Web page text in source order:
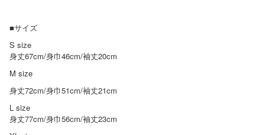
■サイズ
S size
身丈67cm/身巾46cm/袖丈20cm
M size
身丈72cm/身巾51cm/袖丈21cm
L size
身丈77cm/身巾56cm/袖丈23cm